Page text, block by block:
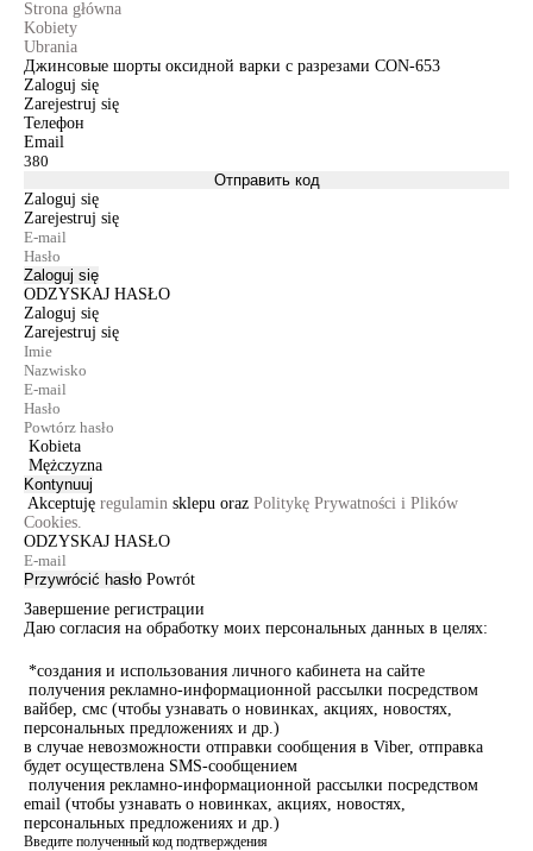
Strona główna
Kobiety
Ubrania
Джинсовые шорты оксидной варки с разрезами CON-653
Zaloguj się
Zarejestruj się
Телефон
Email
Отправить код
Zaloguj się
Zarejestruj się
Zaloguj się
ODZYSKAJ HASŁO
Zaloguj się
Zarejestruj się
Kobieta
Mężczyzna
Kontynuuj
Akceptuję regulamin sklepu oraz Politykę Prywatności i Plików
Cookies.
ODZYSKAJ HASŁO
Przywrócić hasło Powrót
Завершение регистрации
Даю согласия на обработку моих персональных данных в целях:
*создания и использования личного кабинета на сайте
получения рекламно-информационной рассылки посредством
вайбер, смс (чтобы узнавать о новинках, акциях, новостях,
персональных предложениях и др.)
в случае невозможности отправки сообщения в Viber, отправка
будет осуществлена SMS-сообщением
получения рекламно-информационной рассылки посредством
email (чтобы узнавать о новинках, акциях, новостях,
персональных предложениях и др.)
Введите полученный код подтверждения